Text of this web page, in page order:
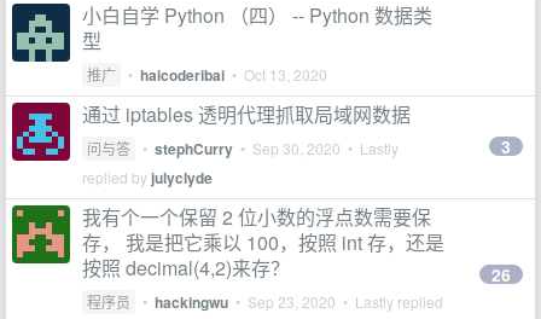
小白自学 Python （四） -- Python 数据类
型
推广 • haicoderibai • Oct 13, 2020
通过 iptables 透明代理抓取局域网数据
问与答 • stephCurry • Sep 30, 2020 • Lastly
replied by julyclyde
3
我有个一个保留 2 位小数的浮点数需要保
存， 我是把它乘以 100，按照 int 存，还是
按照 decimal(4,2)来存？
程序员 • hackingwu • Sep 23, 2020 • Lastly replied
26